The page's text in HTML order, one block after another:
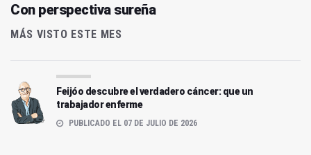
Con perspectiva sureña
MÁS VISTO ESTE MES
Feijóo descubre el verdadero cáncer: que un
trabajador enferme
PUBLICADO EL 07 DE JULIO DE 2026